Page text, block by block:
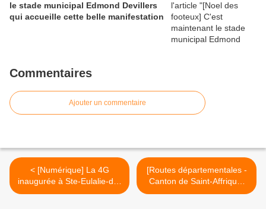
le stade municipal Edmond Devillers
qui accueille cette belle manifestation
Commentaires
Ajouter un commentaire
< [Numérique] La 4G
inaugurée à Ste-Eulalie-de-
Cernon
[Routes départementales -
Canton de Saint-Affrique]
Les travaux de la descente